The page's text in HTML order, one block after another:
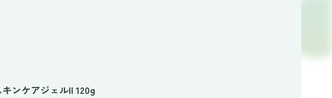
ンケアジェルII 120g